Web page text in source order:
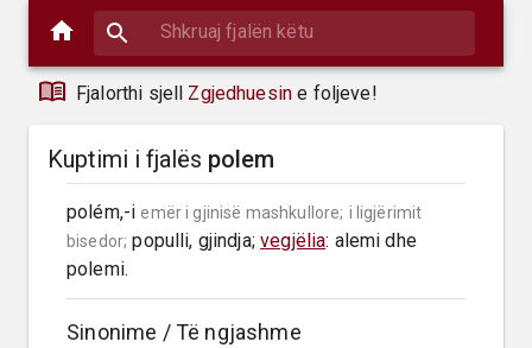
Fjalorthi sjell Zgjedhuesin e foljeve!
Kuptimi i fjalës polem
polém,-i emër i gjinisë mashkullore; i ligjërimit
bisedor; populli, gjindja; vegjëlia: alemi dhe
polemi.
Sinonime / Të ngjashme